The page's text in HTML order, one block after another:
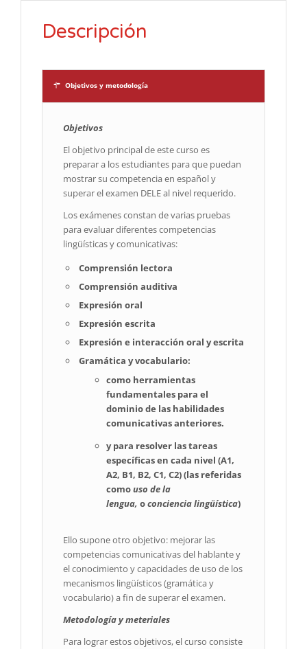
Descripción
Objetivos y metodología
Objetivos
El objetivo principal de este curso es
preparar a los estudiantes para que puedan
mostrar su competencia en español y
superar el examen DELE al nivel requerido.
Los exámenes constan de varias pruebas
para evaluar diferentes competencias
lingüísticas y comunicativas:
Comprensión lectora
Comprensión auditiva
Expresión oral
Expresión escrita
Expresión e interacción oral y escrita
Gramática y vocabulario:
como herramientas
fundamentales para el
dominio de las habilidades
comunicativas anteriores.
ypara resolver las tareas
específicas en cada nivel (A1,
A2, B1, B2, C1, C2) (las referidas
comouso de la
lengua, oconciencia lingüística)
Ello supone otro objetivo: mejorar las
competencias comunicativas del hablante y
el conocimiento y capacidades de uso de los
mecanismos lingüísticos (gramática y
vocabulario) a fin de superar el examen.
Metodología y meteriales
Para lograr estos objetivos, el curso consiste